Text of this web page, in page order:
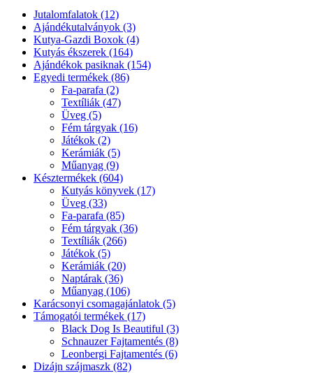
Jutalomfalatok (12)
Ajándékutalványok (3)
Kutya-Gazdi Boxok (4)
Kutyás ékszerek (164)
Ajándékok pasiknak (154)
Egyedi termékek (86)
Fa-parafa (2)
Textíliák (47)
Üveg (5)
Fém tárgyak (16)
Játékok (2)
Kerámiák (5)
Műanyag (9)
Késztermékek (604)
Kutyás könyvek (17)
Üveg (33)
Fa-parafa (85)
Fém tárgyak (36)
Textíliák (266)
Játékok (5)
Kerámiák (20)
Naptárak (36)
Műanyag (106)
Karácsonyi csomagajánlatok (5)
Támogatói termékek (17)
Black Dog Is Beautiful (3)
Schnauzer Fajtamentés (8)
Leonbergi Fajtamentés (6)
Dizájn szájmaszk (82)